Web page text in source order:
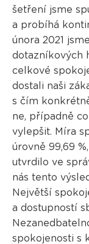
šetření jsme
a probíhá
února 2021
dotazníkových
celkové
dostali naši
s čím
ne, případně
vylepšit. Míra
úrovně 99,69
utvrdilo ve
nás tento
Největší
a dostupností
spokojenosti s